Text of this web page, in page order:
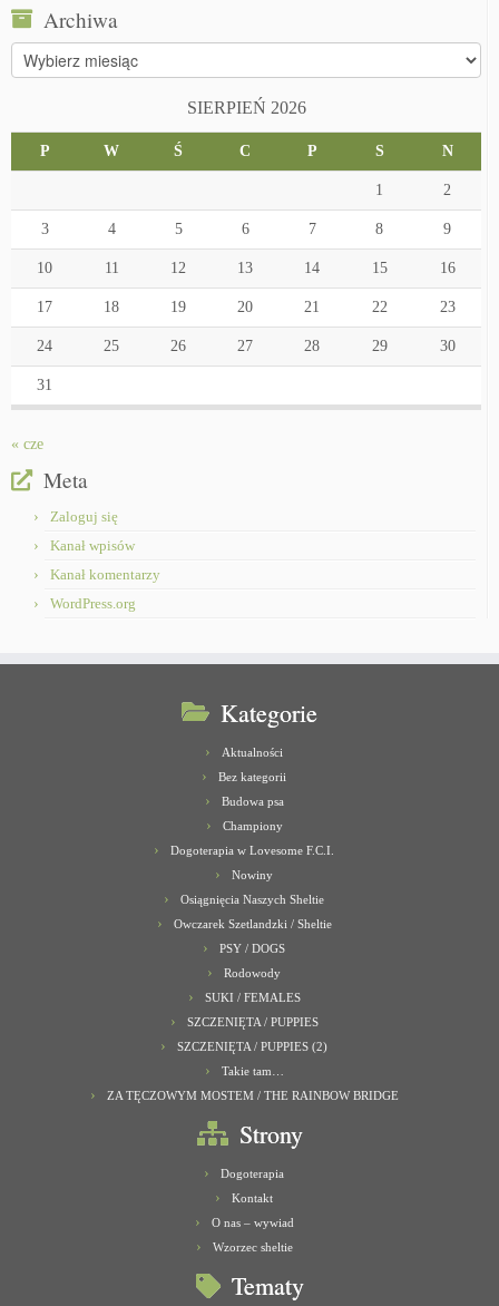
Archiwa
Archiwa
SIERPIEŃ 2026
P W Ś C P S N
1 2
3 4 5 6 7 8 9
10 11 12 13 14 15 16
17 18 19 20 21 22 23
24 25 26 27 28 29 30
31
« cze
Meta
Zaloguj się
Kanał wpisów
Kanał komentarzy
WordPress.org
Kategorie
Aktualności
Bez kategorii
Budowa psa
Championy
Dogoterapia w Lovesome F.C.I.
Nowiny
Osiągnięcia Naszych Sheltie
Owczarek Szetlandzki / Sheltie
PSY / DOGS
Rodowody
SUKI / FEMALES
SZCZENIĘTA / PUPPIES
SZCZENIĘTA / PUPPIES (2)
Takie tam…
ZA TĘCZOWYM MOSTEM / THE RAINBOW BRIDGE
Strony
Dogoterapia
Kontakt
O nas – wywiad
Wzorzec sheltie
Tematy